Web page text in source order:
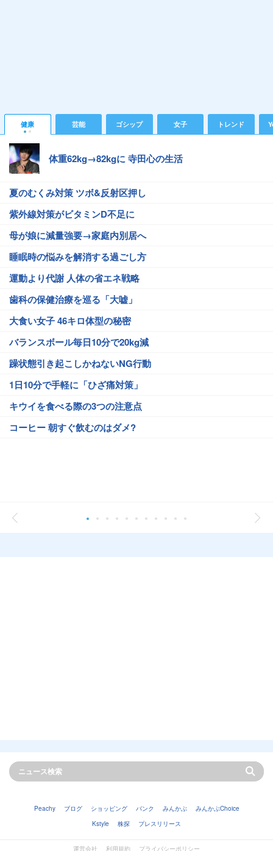
健康 芸能 ゴシップ 女子 トレンド
体重62kg→82kgに 寺田心の生活
夏のむくみ対策 ツボ&反射区押し
紫外線対策がビタミンD不足に
母が娘に減量強要→家庭内別居へ
睡眠時の悩みを解消する過ごし方
運動より代謝 人体の省エネ戦略
歯科の保健治療を巡る「大嘘」
大食い女子 46キロ体型の秘密
バランスボール毎日10分で20kg減
躁状態引き起こしかねないNG行動
1日10分で手軽に「ひざ痛対策」
キウイを食べる際の3つの注意点
コーヒー 朝すぐ飲むのはダメ?
Peachy ブログ ショッピング バンク みんかぶ
みんかぶChoice
Kstyle
株探 プレスリリース
運営会社 利用規約 プライバシーポリシー